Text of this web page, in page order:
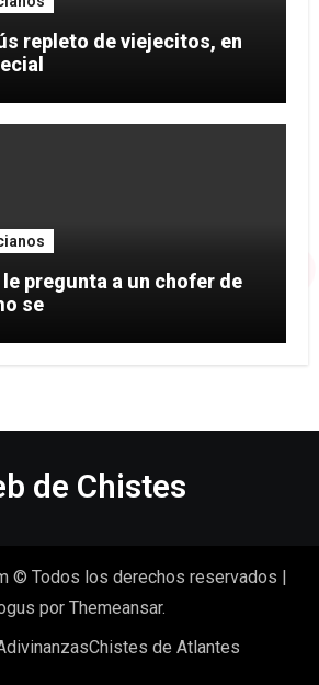
repleto de viejecitos, en
le pregunta a un chofer de
se
de Chistes
© Todos los derechos reservados
por Themeansar.
Chistes de Atlantes